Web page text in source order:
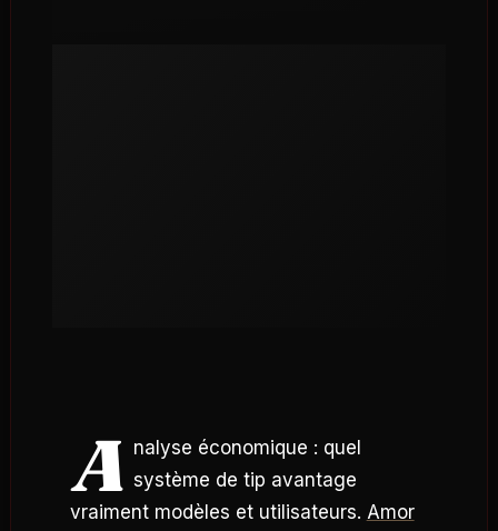
A nalyse économique : quel
système de tip avantage
vraiment modèles et utilisateurs. Amor